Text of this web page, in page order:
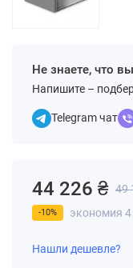
Не знаете, что
Напишите –
Telegram чат
44 226 ₴ 49
-10% экономия 4
Нашли дешевле?